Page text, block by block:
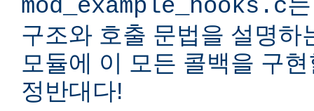
mod_example_hooks.c
구조와 호출 문법을 설명하
모듈에 이 모든 콜백을 구
정반대다!